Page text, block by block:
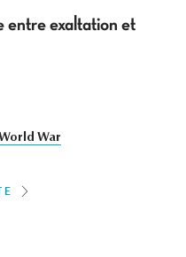
entre exaltation et
War